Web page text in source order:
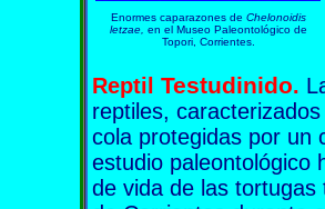
Enormes caparazones de Chelonoidis
letzae, en el Museo Paleontológico de
Topori, Corrientes.
Reptil Testudinido.
reptiles,
cola protegidas por un
estudio paleontológico
de vida de las